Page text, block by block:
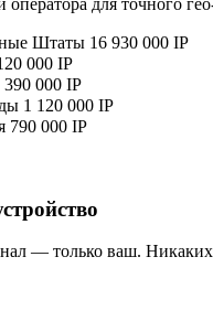
Штаты 16 930 000 IP
000 IP
390 000 IP
1 120 000 IP
790 000 IP
— только ваш. Никаких